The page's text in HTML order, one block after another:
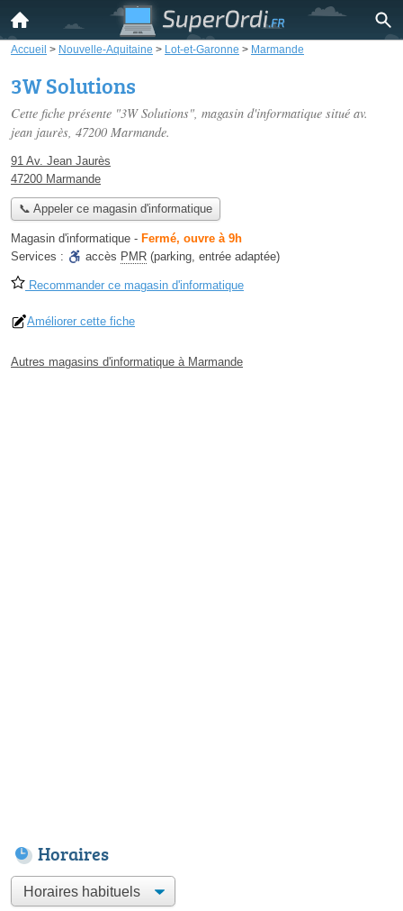
Accueil > Nouvelle-Aquitaine > Lot-et-Garonne > Marmande
3W Solutions
Cette fiche présente "3W Solutions", magasin d'informatique situé av.
jean jaurès, 47200 Marmande.
91 Av. Jean Jaurès
47200 Marmande
📞 Appeler ce magasin d'informatique
Magasin d'informatique - Fermé, ouvre à 9h
Services :
accès PMR (parking, entrée adaptée)
Recommander ce magasin d'informatique
Améliorer cette fiche
Autres magasins d'informatique à Marmande
Horaires